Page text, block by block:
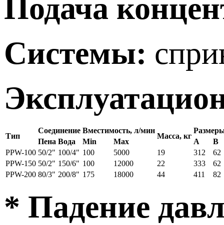
Подача
Системы:
Тип
Соединение Вместимость, л/мин
Масса, кг
Пена Вода Min Max A
B
PPW-100 50/2" 100/4" 100 5000 19 312
62
PPW-150 50/2" 150/6" 100 12000 22 333
62
PPW-200 80/3" 200/8" 175 18000 44 411 82
* Падение